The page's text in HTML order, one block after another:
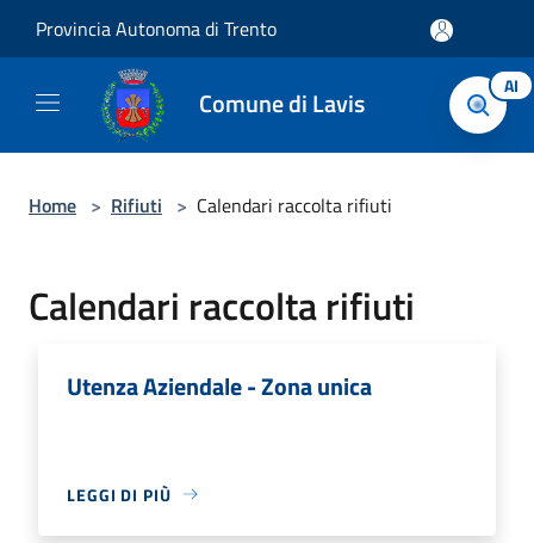
Provincia Autonoma di Trento
Comune di Lavis AI
Home > Rifiuti > Calendari raccolta rifiuti
Calendari raccolta rifiuti
Utenza Aziendale - Zona unica
LEGGI DI PIÙ